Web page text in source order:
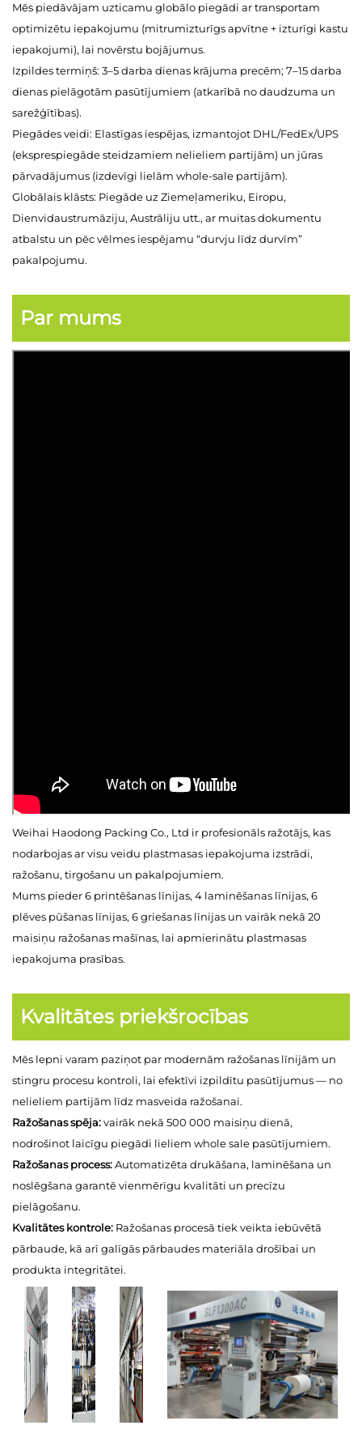
Mēs piedāvājam uzticamu globālo piegādi ar transportam
optimizētu iepakojumu (mitrumizturīgs apvītne + izturīgi kastu
iepakojumi), lai novērstu bojājumus.
Izpildes termiņš: 3–5 darba dienas krājuma precēm; 7–15 darba
dienas pielāgotām pasūtījumiem (atkarībā no daudzuma un
sarežģītības).
Piegādes veidi: Elastīgas iespējas, izmantojot DHL/FedEx/UPS
(eksprespiegāde steidzamiem nelieliem partijām) un jūras
pārvadājumus (izdevīgi lielām whole-sale partijām).
Globālais klāsts: Piegāde uz Ziemeļameriku, Eiropu,
Dienvidaustrumāziju, Austrāliju utt., ar muitas dokumentu
atbalstu un pēc vēlmes iespējamu “durvju līdz durvīm”
pakalpojumu.
Par mums
Weihai Haodong Packing Co., Ltd ir profesionāls ražotājs, kas
nodarbojas ar visu veidu plastmasas iepakojuma izstrādi,
ražošanu, tirgošanu un pakalpojumiem.
Mums pieder 6 printēšanas līnijas, 4 laminēšanas līnijas, 6
plēves pūšanas līnijas, 6 griešanas līnijas un vairāk nekā 20
maisiņu ražošanas mašīnas, lai apmierinātu plastmasas
iepakojuma prasības.
Kvalitātes priekšrocības
Mēs lepni varam paziņot par modernām ražošanas līnijām un
stingru procesu kontroli, lai efektīvi izpildītu pasūtījumus — no
nelieliem partijām līdz masveida ražošanai.
Ražošanas spēja:vairāk nekā 500 000 maisiņu dienā,
nodrošinot laicīgu piegādi lieliem whole sale pasūtījumiem.
Ražošanas process:Automatizēta drukāšana, laminēšana un
noslēgšana garantē vienmērīgu kvalitāti un precīzu
pielāgošanu.
Kvalitātes kontrole: Ražošanas procesā tiek veikta iebūvētā
pārbaude, kā arī galīgās pārbaudes materiāla drošībai un
produkta integritātei.